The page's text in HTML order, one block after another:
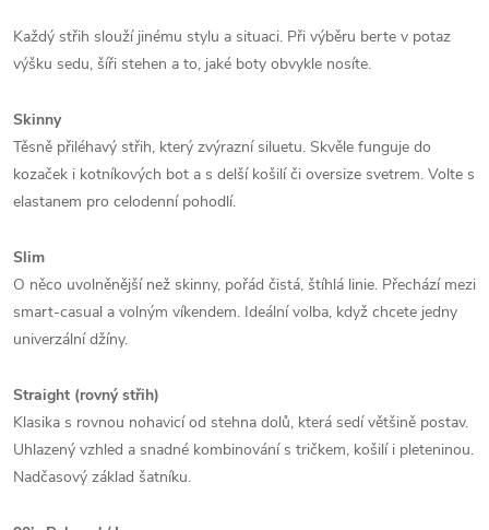
Každý střih slouží jinému stylu a situaci. Při výběru berte v potaz
výšku sedu, šíři stehen a to, jaké boty obvykle nosíte.
Skinny
Těsně přiléhavý střih, který zvýrazní siluetu. Skvěle funguje do
kozaček i kotníkových bot a s delší košilí či oversize svetrem. Volte s
elastanem pro celodenní pohodlí.
Slim
O něco uvolněnější než skinny, pořád čistá, štíhlá linie. Přechází mezi
smart-casual a volným víkendem. Ideální volba, když chcete jedny
univerzální džíny.
Straight (rovný střih)
Klasika s rovnou nohavicí od stehna dolů, která sedí většině postav.
Uhlazený vzhled a snadné kombinování s tričkem, košilí i pleteninou.
Nadčasový základ šatníku.